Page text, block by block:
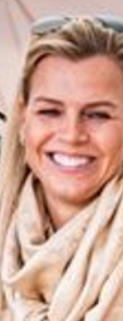
Unternehmen
Über uns
LWEA